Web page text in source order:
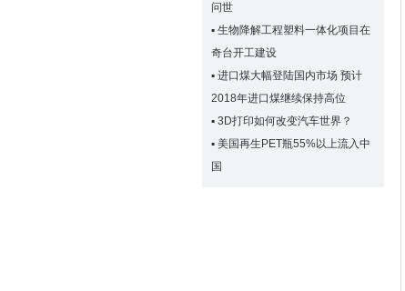
问世
▪ 生物降解工程塑料一体化项目在
奇台开工建设
▪ 进口煤大幅登陆国内市场 预计
2018年进口煤继续保持高位
▪ 3D打印如何改变汽车世界？
▪ 美国再生PET瓶55%以上流入中
国